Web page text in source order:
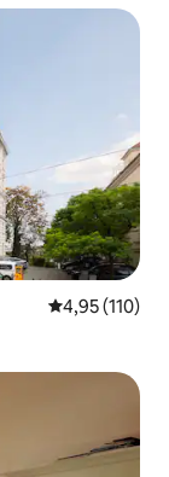
Gemiddelde
4,95 (110)